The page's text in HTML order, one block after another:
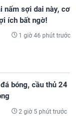
nấm sợi dai này, cơ
ích bất ngờ!
1 giờ 46 phút trước
bóng, cầu thủ 24
2 giờ 5 phút trước